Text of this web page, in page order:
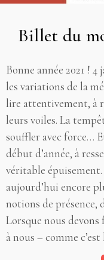
Billet du
Bonne année 2021 !
les variations de la
lire attentivement, à
leurs voiles. La
souffler avec force…
début d’année, à
véritable
aujourd’hui encore
notions de présence,
Lorsque nous devons
à nous – comme